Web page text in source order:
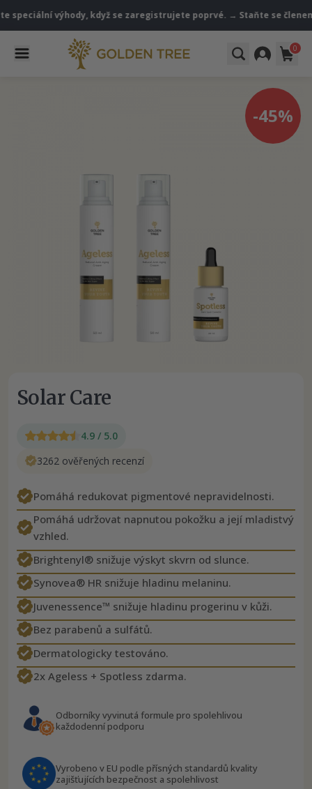
výhody, když se zaregistrujete poprvé. → Staňte se členem
0
-45%
Solar Care
4.9 / 5.0
3262 ověřených recenzí
Pomáhá redukovat pigmentové nepravidelnosti.
Pomáhá udržovat napnutou pokožku a její mladistvý
vzhled.
Brightenyl® snižuje výskyt skvrn od slunce.
Synovea® HR snižuje hladinu melaninu.
Juvenessence™ snižuje hladinu progerinu v kůži.
Bez parabenů a sulfátů.
Dermatologicky testováno.
2x Ageless + Spotless zdarma.
Odborníky vyvinutá formule pro spolehlivou
každodenní podporu
Vyrobeno v EU podle přísných standardů kvality
zajišťujících bezpečnost a spolehlivost